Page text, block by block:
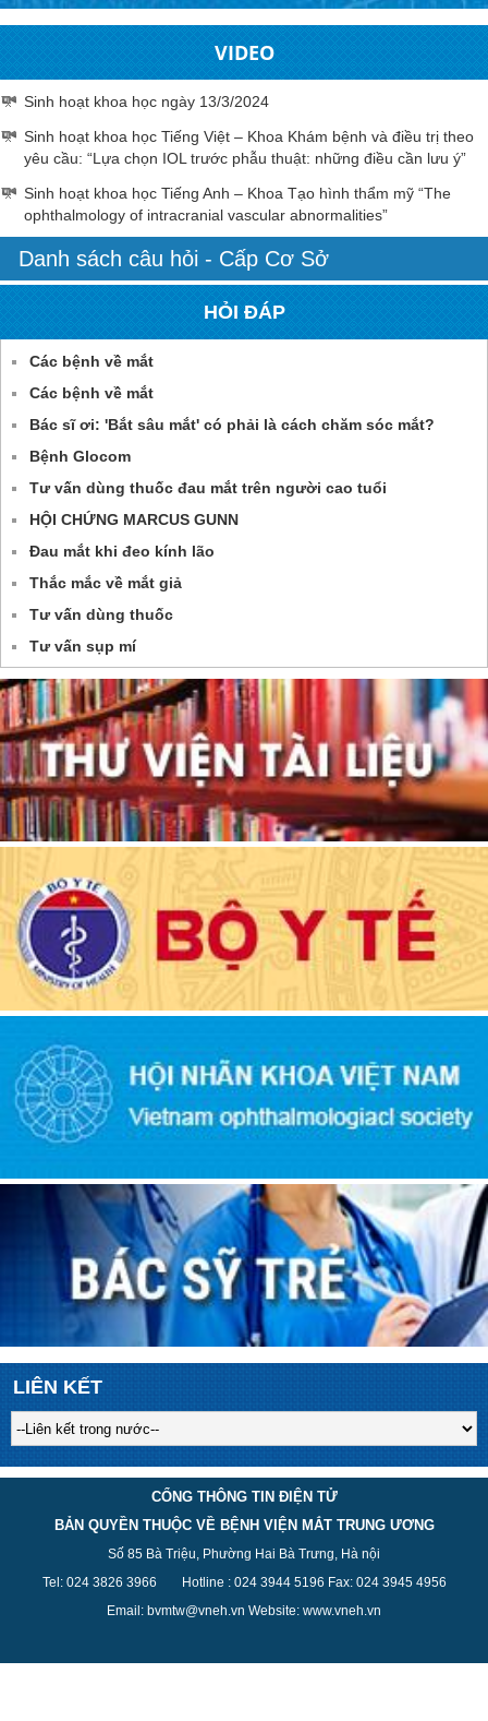
VIDEO
Sinh hoạt khoa học ngày 13/3/2024
Sinh hoạt khoa học Tiếng Việt – Khoa Khám bệnh và điều trị theo
yêu cầu: “Lựa chọn IOL trước phẫu thuật: những điều cần lưu ý”
Sinh hoạt khoa học Tiếng Anh – Khoa Tạo hình thẩm mỹ “The
ophthalmology of intracranial vascular abnormalities”
Danh sách câu hỏi - Cấp Cơ Sở
HỎI ĐÁP
Các bệnh về mắt
Các bệnh về mắt
Bác sĩ ơi: 'Bắt sâu mắt' có phải là cách chăm sóc mắt?
Bệnh Glocom
Tư vấn dùng thuốc đau mắt trên người cao tuổi
HỘI CHỨNG MARCUS GUNN
Đau mắt khi đeo kính lão
Thắc mắc về mắt giả
Tư vấn dùng thuốc
Tư vấn sụp mí
LIÊN KẾT
CỔNG THÔNG TIN ĐIỆN TỬ
BẢN QUYỀN THUỘC VỀ BỆNH VIỆN MẮT TRUNG ƯƠNG
Số 85 Bà Triệu, Phường Hai Bà Trưng, Hà nội
Tel: 024 3826 3966 Hotline : 024 3944 5196 Fax: 024 3945 4956
Email: bvmtw@vneh.vn Website: www.vneh.vn